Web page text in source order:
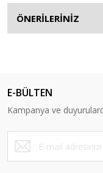
ÖNERİLERİNİZ
E-BÜLTEN
Kampanya ve